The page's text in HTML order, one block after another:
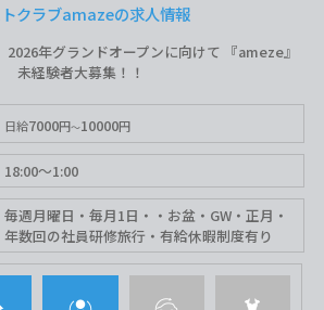
クラブamazeの求人情報
2026年グランドオープンに向けて 『ameze』
未経験者大募集！！
日給7000円 10000円
18:00〜1:00
毎週月曜日・毎月1日・・お盆・GW・正月・
年数回の社員研修旅行・有給休暇制度有り